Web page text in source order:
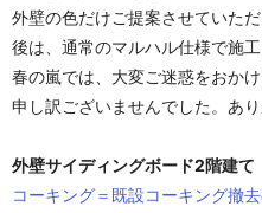
外壁の色だけご提案させていただ
後は、通常のマルハル仕様で施
春の嵐では、大変ご迷惑をおかけ
申し訳ございませんでした。あり
外壁サイディングボード2階建て
コーキング＝既設コーキング撤